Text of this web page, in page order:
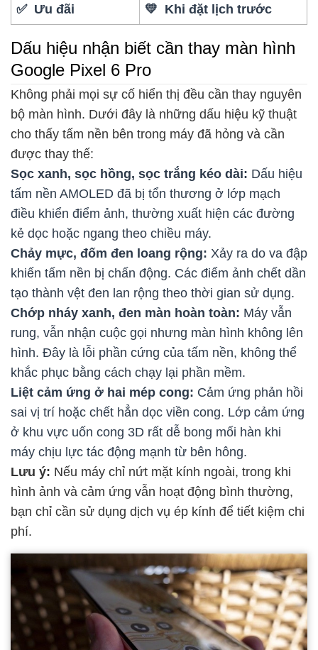
✅ Ưu đãi 💛 Khi đặt lịch trước
Dấu hiệu nhận biết cần thay màn hình
Google Pixel 6 Pro
Không phải mọi sự cố hiển thị đều cần thay nguyên
bộ màn hình. Dưới đây là những dấu hiệu kỹ thuật
cho thấy tấm nền bên trong máy đã hỏng và cần
được thay thế:
Sọc xanh, sọc hồng, sọc trắng kéo dài: Dấu hiệu
tấm nền AMOLED đã bị tổn thương ở lớp mạch
điều khiển điểm ảnh, thường xuất hiện các đường
kẻ dọc hoặc ngang theo chiều máy.
Chảy mực, đốm đen loang rộng: Xảy ra do va đập
khiến tấm nền bị chấn động. Các điểm ảnh chết dần
tạo thành vệt đen lan rộng theo thời gian sử dụng.
Chớp nháy xanh, đen màn hoàn toàn: Máy vẫn
rung, vẫn nhận cuộc gọi nhưng màn hình không lên
hình. Đây là lỗi phần cứng của tấm nền, không thể
khắc phục bằng cách chạy lại phần mềm.
Liệt cảm ứng ở hai mép cong: Cảm ứng phản hồi
sai vị trí hoặc chết hẳn dọc viền cong. Lớp cảm ứng
ở khu vực uốn cong 3D rất dễ bong mối hàn khi
máy chịu lực tác động mạnh từ bên hông.
Lưu ý: Nếu máy chỉ nứt mặt kính ngoài, trong khi
hình ảnh và cảm ứng vẫn hoạt động bình thường,
bạn chỉ cần sử dụng dịch vụ ép kính để tiết kiệm chi
phí.